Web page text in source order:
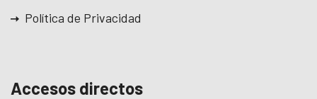
Política de Privacidad
Accesos directos